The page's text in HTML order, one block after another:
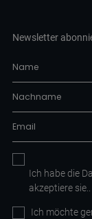
Newsletter
Ich habe die
akzeptiere sie.
Ich möchte